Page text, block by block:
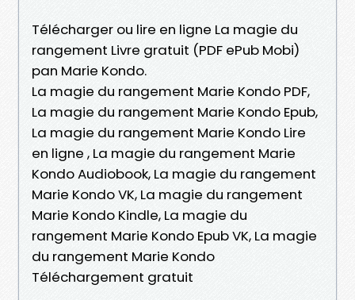
Télécharger ou lire en ligne La magie du
rangement Livre gratuit (PDF ePub Mobi)
pan Marie Kondo.
La magie du rangement Marie Kondo PDF,
La magie du rangement Marie Kondo Epub,
La magie du rangement Marie Kondo Lire
en ligne , La magie du rangement Marie
Kondo Audiobook, La magie du rangement
Marie Kondo VK, La magie du rangement
Marie Kondo Kindle, La magie du
rangement Marie Kondo Epub VK, La magie
du rangement Marie Kondo
Téléchargement gratuit